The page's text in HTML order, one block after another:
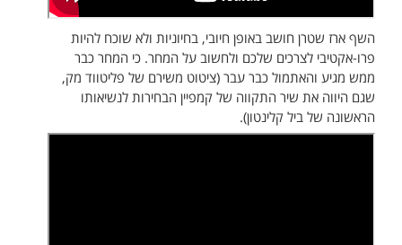
השף ארז שטרן חושב באופן חיובי, בחיוניות ולא שוכח להיות
פרו-אקטיבי לצרכים שלכם ולחשוב על המחר. כי המחר כבר
ממש מגיע והאתמול כבר עבר (ציטוט משירם של פליטווד מק,
שגם היווה את שיר התקווה של קמפיין הבחירות לנשיאותו
הראשונה של ביל קלינטון).